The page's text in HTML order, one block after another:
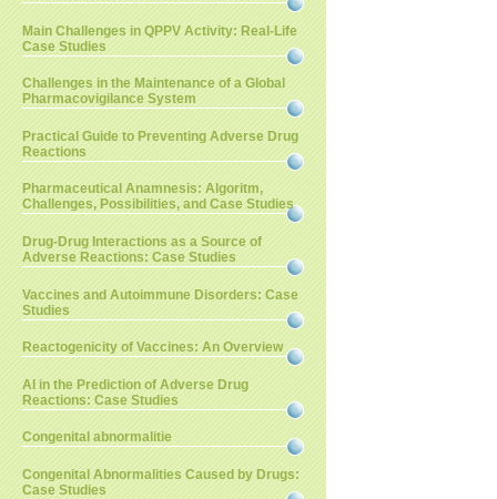
Main Challenges in QPPV Activity: Real-Life
Case Studies
Challenges in the Maintenance of a Global
Pharmacovigilance System
Practical Guide to Preventing Adverse Drug
Reactions
Pharmaceutical Anamnesis: Algoritm,
Challenges, Possibilities, and Case Studies
Drug-Drug Interactions as a Source of
Adverse Reactions: Case Studies
Vaccines and Autoimmune Disorders: Case
Studies
Reactogenicity of Vaccines: An Overview
AI in the Prediction of Adverse Drug
Reactions: Case Studies
Congenital abnormalitie
Congenital Abnormalities Caused by Drugs:
Case Studies